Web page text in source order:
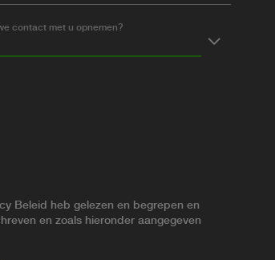
contact met u opnemen?
Beleid heb gelezen en begrepen en
en zoals hieronder aangegeven